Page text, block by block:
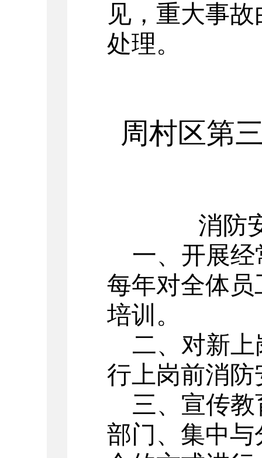
见，重大事
处理。
周村 区第
消防
一、开展
每年对全体
培训。
二、对新
行上岗前消
三、宣传
部门、集中